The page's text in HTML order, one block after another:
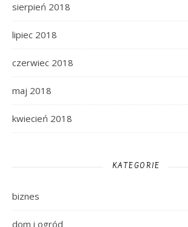
sierpień 2018
lipiec 2018
czerwiec 2018
maj 2018
kwiecień 2018
KATEGORIE
biznes
dom i ogród